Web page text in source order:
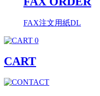
FAX注文用紙DL
0
CART